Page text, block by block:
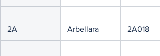
2A Arbellara 2A018